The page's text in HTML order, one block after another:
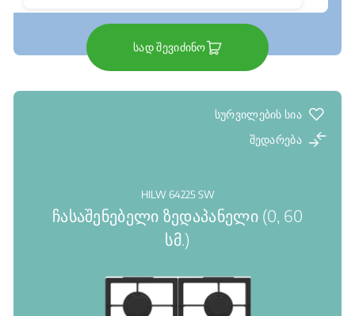
სად შევიძინო
სურვილების სია
შედარება
HILW 64225 SW
ჩასაშენებელი ზედაპანელი (0, 60
სმ.)